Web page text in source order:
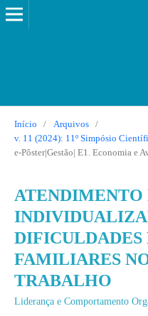
Início / Arquivos
/
v. 11 (2024): 11º Simpósio
e-Pôster|Gestão| E1. Economia e
DIFICULDADES
FAMILIARES
TRABALHO
Liderança e Comportamento